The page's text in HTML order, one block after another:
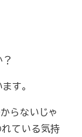
す。
らないじゃ
ている気持